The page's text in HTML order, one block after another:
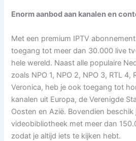
Enorm aanbod aan kanalen en
Met een premium IPTV
toegang tot meer dan 30.000 live
hele wereld. Naast alle populaire
zoals NPO 1, NPO 2, NPO 3, RTL 4,
Veronica, heb je ook toegang tot
kanalen uit Europa, de Verenigde
Oosten en Azië. Bovendien
videobibliotheek met meer dan
zodat je altijd iets te kijken hebt.